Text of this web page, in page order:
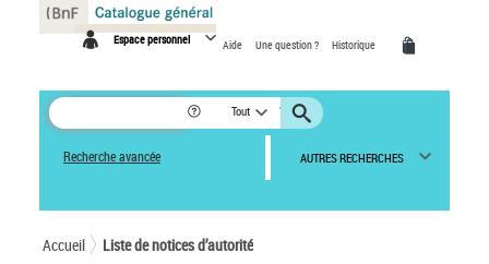
Espace personnel Aide Une question ? Historique
Tout
Recherche avancée AUTRES RECHERCHES
Accueil Liste de notices d’autorité
Panneau de gestion des cookies